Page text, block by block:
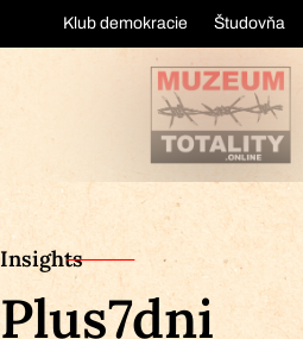
Klub demokracie Študovňa
Insights
Plus7dni